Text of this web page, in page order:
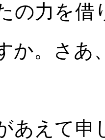
の力を借
か。さあ
あえて申